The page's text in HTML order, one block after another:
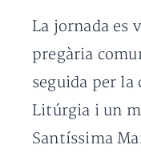
La jornada es
pregària
seguida per la
Litúrgia i un
Santíssima